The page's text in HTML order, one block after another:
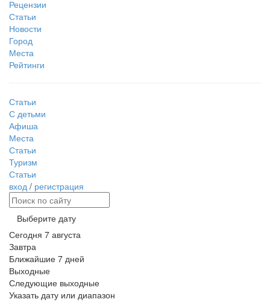
Рецензии
Статьи
Новости
Город
Места
Рейтинги
Статьи
С детьми
Афиша
Места
Статьи
Туризм
Статьи
вход / регистрация
Выберите дату
Сегодня 7 августа
Завтра
Ближайшие 7 дней
Выходные
Следующие выходные
Указать дату или диапазон